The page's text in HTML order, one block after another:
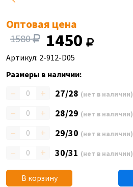
Оптовая цена
1580 1450
Артикул: 2-912-D05
Размеры в наличии:
– + 27/28 (нет в наличии)
– + 28/29 (нет в наличии)
– + 29/30 (нет в наличии)
– + 30/31 (нет в наличии)
В корзину